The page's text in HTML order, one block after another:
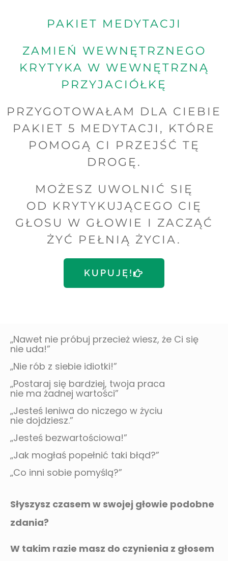
PAKIET MEDYTACJI
ZAMIEŃ WEWNĘTRZNEGO
KRYTYKA W WEWNĘTRZNĄ
PRZYJACIÓŁKĘ
PRZYGOTOWAŁAM DLA CIEBIE
PAKIET 5 MEDYTACJI, KTÓRE
POMOGĄ CI PRZEJŚĆ TĘ
DROGĘ.
MOŻESZ UWOLNIĆ SIĘ
OD KRYTYKUJĄCEGO CIĘ
GŁOSU W GŁOWIE I ZACZĄĆ
ŻYĆ PEŁNIĄ ŻYCIA.
KUPUJĘ!
„Nawet nie próbuj przecież wiesz, że Ci się
nie uda!”
„Nie rób z siebie idiotki!”
„Postaraj się bardziej, twoja praca
nie ma żadnej wartości”
„Jesteś leniwa do niczego w życiu
nie dojdziesz.”
„Jesteś bezwartościowa!”
„Jak mogłaś popełnić taki błąd?”
„Co inni sobie pomyślą?”
Słyszysz czasem w swojej głowie podobne
zdania?
W takim razie masz do czynienia z głosem